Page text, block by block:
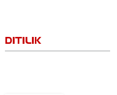
DITILIK